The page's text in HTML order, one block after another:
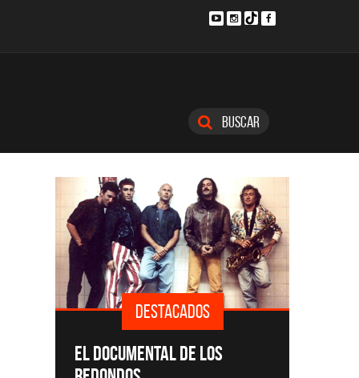
Buscar
DESTACADOS
SINGLES Y DISCOS DESTACADOS